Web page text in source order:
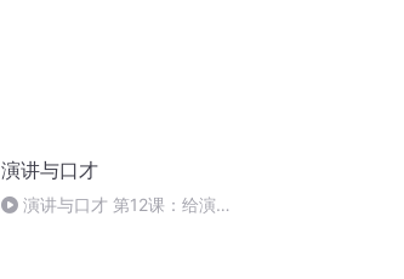
演讲与口才
演讲与口才 第12课：给演讲